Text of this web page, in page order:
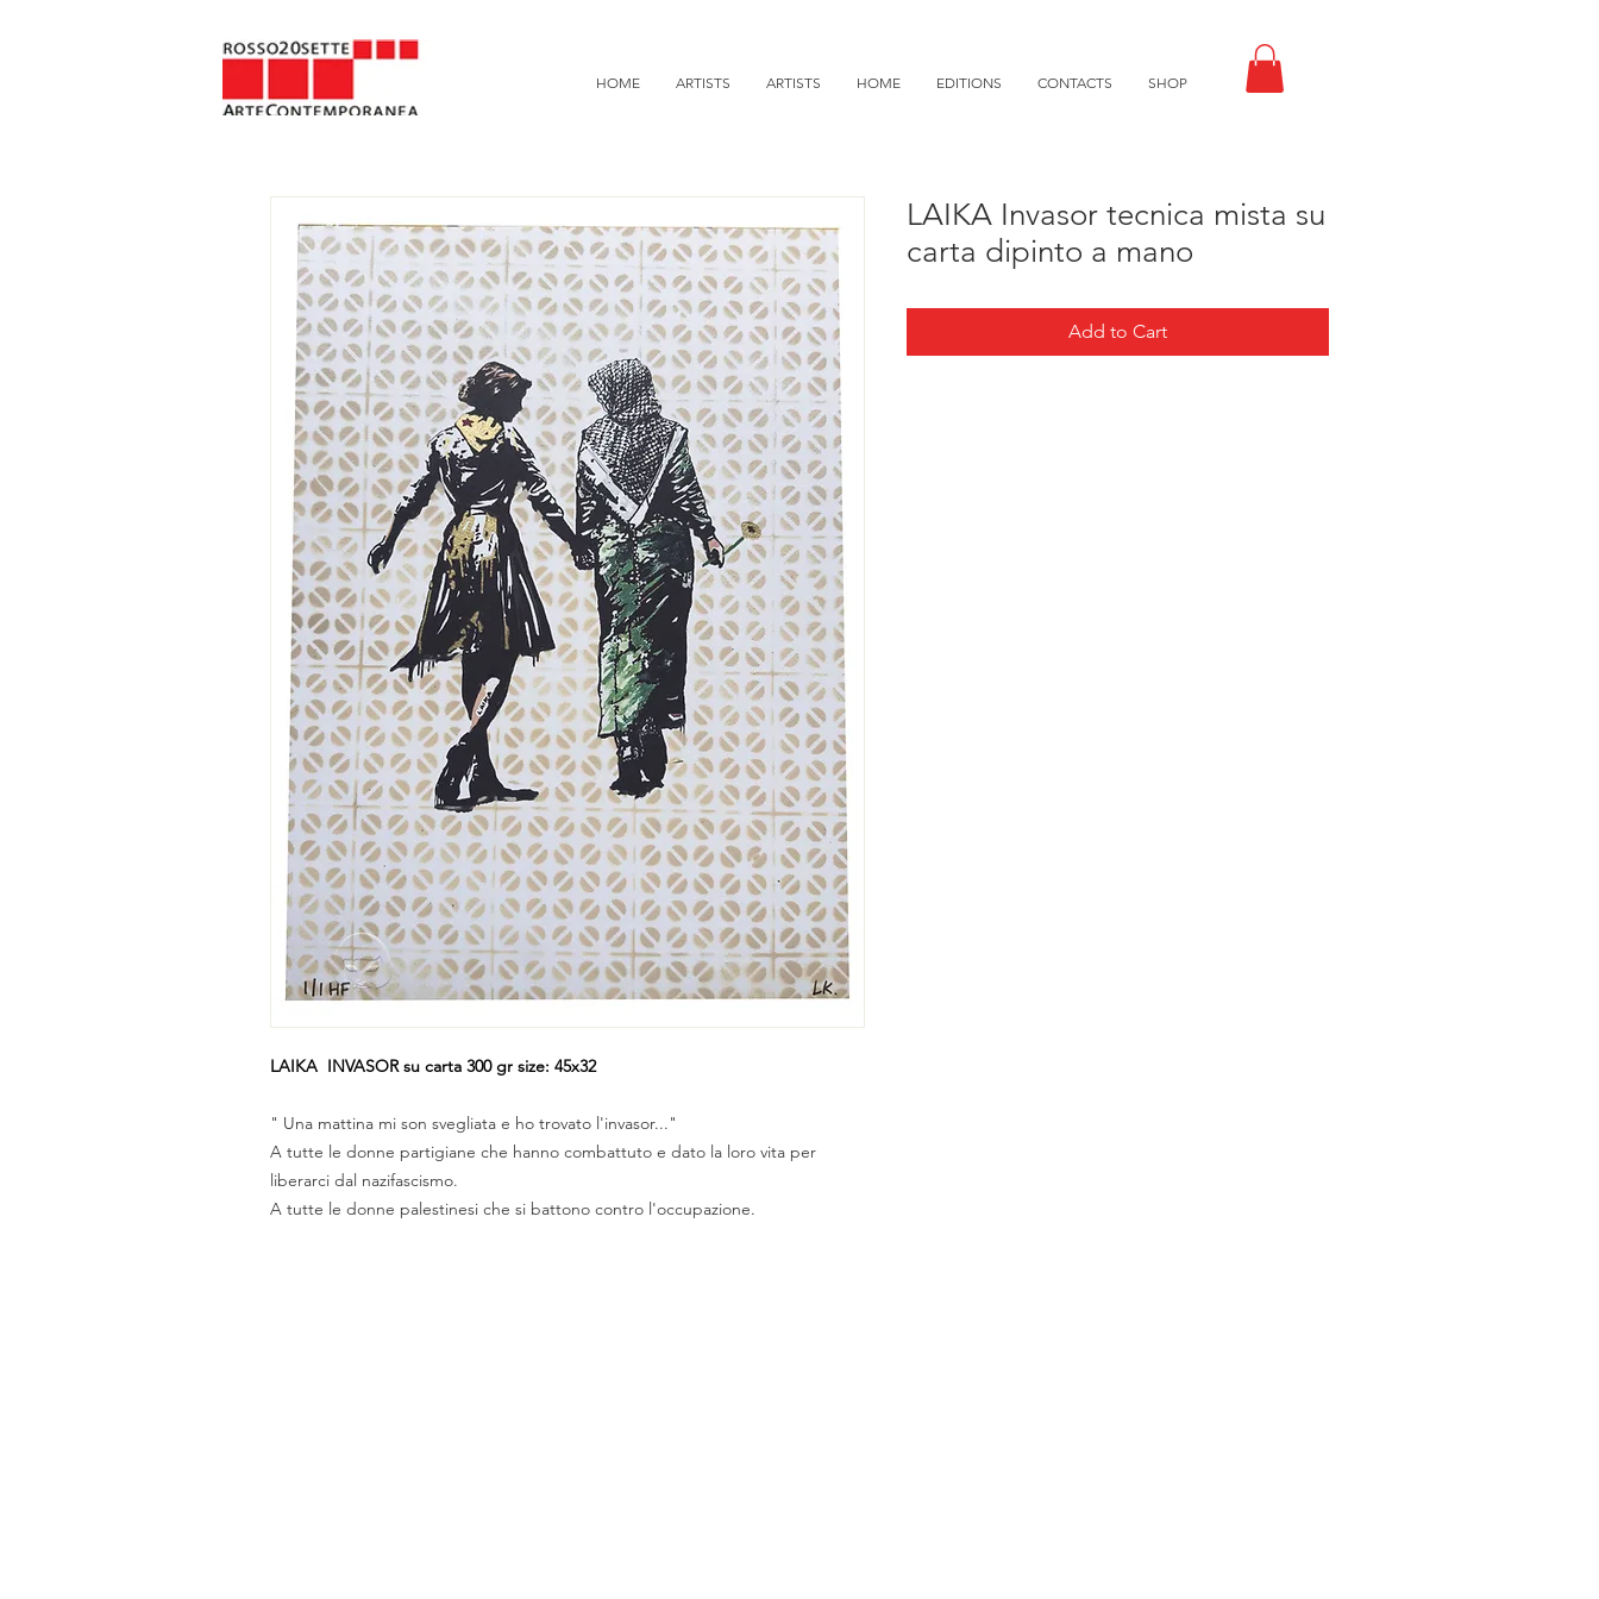
HOME ARTISTS ARTISTS HOME EDITIONS CONTACTS SHOP
LAIKA INVASOR su carta 300 gr size: 45x32
" Una mattina mi son svegliata e ho trovato l'invasor..."
A tutte le donne partigiane che hanno combattuto e dato la loro vita per
liberarci dal nazifascismo.
A tutte le donne palestinesi che si battono contro l'occupazione.
LAIKA Invasor tecnica mista su
carta dipinto a mano
Add to Cart